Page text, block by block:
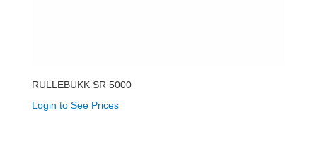
RULLEBUKK SR 5000
Login to See Prices